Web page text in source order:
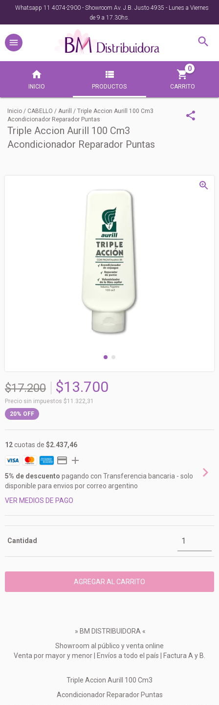
Whatsapp 11 4074-2900 - Showroom Av. J.B. Justo 4935 - Lunes a Viernes
de 9 a 17.30hs.
INICIO PRODUCTOS CARRITO
0
Inicio / CABELLO / Aurill / Triple Accion Aurill 100 Cm3
Acondicionador Reparador Puntas
Triple Accion Aurill 100 Cm3
Acondicionador Reparador Puntas
$17.200 $13.700
Precio sin impuestos $11.322,31
20% OFF
12cuotas de $2.437,46
5% de descuento pagando con Transferencia bancaria - solo
disponible para envios por correo argentino
VER MEDIOS DE PAGO
Cantidad
» BM DISTRIBUIDORA «
Showroom al público y venta online
Venta por mayor y menor | Envíos a todo el país | Factura A y B.
Triple Accion Aurill 100 Cm3
Acondicionador Reparador Puntas